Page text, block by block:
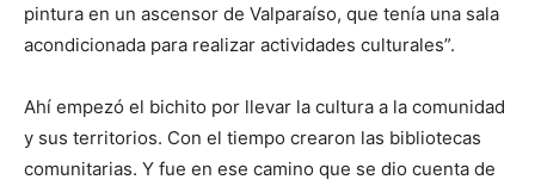
pintura en un ascensor de Valparaíso, que tenía una sala
acondicionada para realizar actividades culturales”.
Ahí empezó el bichito por llevar la cultura a la comunidad
y sus territorios. Con el tiempo crearon las bibliotecas
comunitarias. Y fue en ese camino que se dio cuenta de